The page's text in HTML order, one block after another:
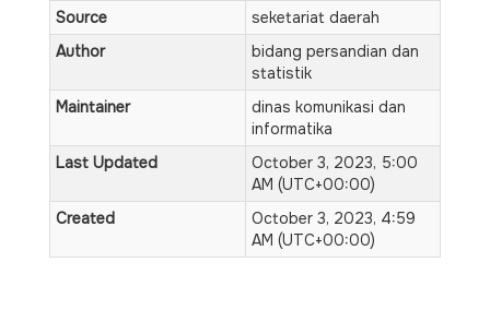
Source
seketariat daerah
Author
bidang persandian dan
statistik
Maintainer
dinas komunikasi dan
informatika
Last Updated
October 3, 2023, 5:00
AM (UTC+00:00)
Created
October 3, 2023, 4:59
AM (UTC+00:00)